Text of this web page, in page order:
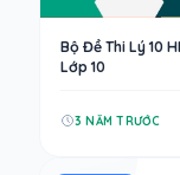
Bộ Đề Thi Lý 10
Lớp 10
3 NĂM TRƯỚC